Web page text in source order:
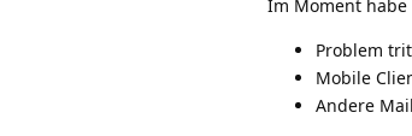
Im Moment
Problem
Mobile
Andere